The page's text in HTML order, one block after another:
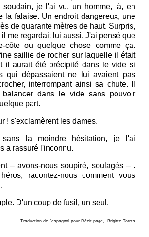
soudain, je l'ai vu, un homme, là, en
la falaise. Un endroit dangereux, une
de quarante mètres de haut. Surpris,
me regardait lui aussi. J'ai pensé que
côte ou quelque chose comme ça.
saillie de rocher sur laquelle il était
il aurait été précipité dans le vide si
qui dépassaient ne lui avaient pas
interrompant ainsi sa chute. Il
dans le vide sans pouvoir
part.
! s'exclamèrent les dames.
la moindre hésitation, je l'ai
a rassuré l'inconnu.
– avons-nous soupiré, soulagés – .
racontez-nous comment vous
D'un coup de fusil, un seul.
Traduction de l'espagnol pour Récit-page, Brigitte Torres